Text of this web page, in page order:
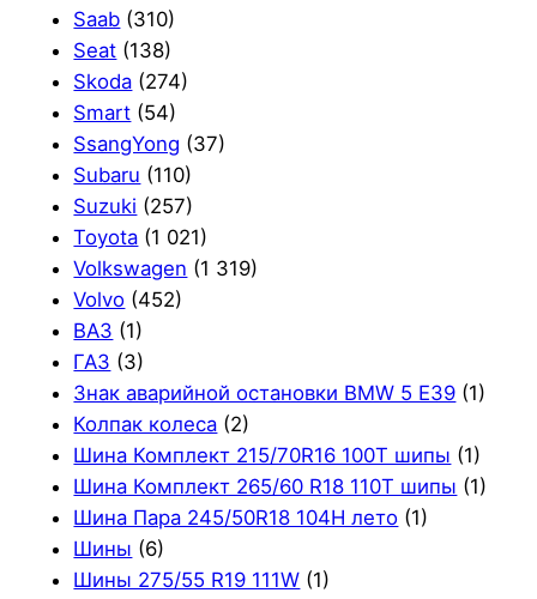
Saab (310)
Seat (138)
Skoda (274)
Smart (54)
SsangYong (37)
Subaru (110)
Suzuki (257)
Toyota (1 021)
Volkswagen (1 319)
Volvo (452)
ВАЗ (1)
ГАЗ (3)
Знак аварийной остановки BMW 5 E39 (1)
Колпак колеса (2)
Шина Комплект 215/70R16 100T шипы (1)
Шина Комплект 265/60 R18 110T шипы (1)
Шина Пара 245/50R18 104H лето (1)
Шины (6)
Шины 275/55 R19 111W (1)